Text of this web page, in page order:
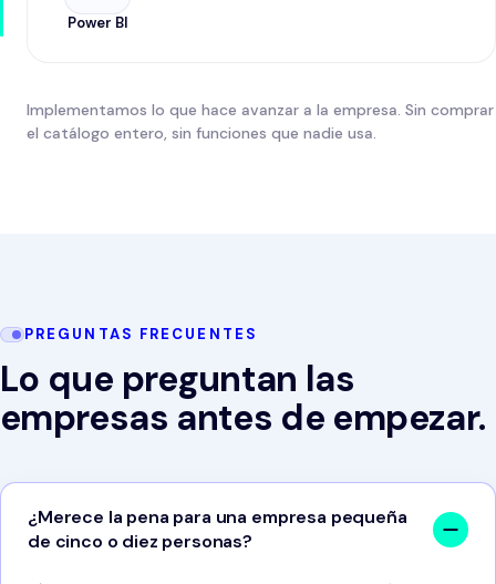
Power BI
Implementamos lo que hace avanzar a la empresa. Sin comprar
el catálogo entero, sin funciones que nadie usa.
PREGUNTAS FRECUENTES
Lo que preguntan las
empresas antes de empezar.
¿Merece la pena para una empresa pequeña
de cinco o diez personas?